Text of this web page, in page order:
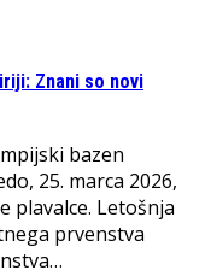
Znani so novi
bazen
25. marca 2026,
plavalce. Letošnja
prvenstva